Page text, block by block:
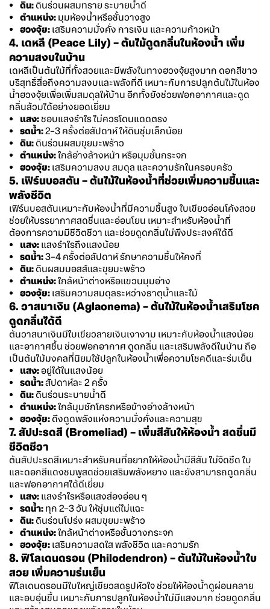
ดิน: ดินร่วนผสมทราย ระบายน้ำดี
ตำแหน่ง: มุมห้องน้ำหรือชั้นวางสูง
ฮวงจุ้ย: เสริมความมั่งคั่ง การเงิน และความก้าวหน้า
4. เดหลี (Peace Lily) – ต้นไม้ดูดกลิ่นในห้องน้ำ เพิ่ม
ความสงบในบ้าน
เดหลีเป็นต้นไม้ที่ทั้งสวยและมีพลังในทางฮวงจุ้ยสูงมาก ดอกสีขาว
บริสุทธิ์สื่อถึงความสงบและพลังที่ดี เหมาะกับการปลูกต้นไม้ในห้อง
น้ำฮวงจุ้ยเพื่อเพิ่มสมดุลให้บ้าน อีกทั้งยังช่วยฟอกอากาศและดูด
กลิ่นส้วมได้อย่างยอดเยี่ยม
แสง:ชอบแสงรำไร ไม่ควรโดนแดดตรง
รดน้ำ:2–3 ครั้งต่อสัปดาห์ ให้ดินชุ่มเล็กน้อย
ดิน: ดินร่วนผสมขุยมะพร้าว
ตำแหน่ง:ใกล้อ่างล้างหน้า หรือมุมชั้นกระจก
ฮวงจุ้ย: เสริมความสงบ สมดุล และความรักในครอบครัว
5. เฟิร์นบอสตัน – ต้นไม้ในห้องน้ำที่ช่วยเพิ่มความชื้นและ
พลังชีวิต
เฟิร์นบอสตันเหมาะกับห้องน้ำที่มีความชื้นสูง ใบเขียวอ่อนโค้งสวย
ช่วยให้บรรยากาศสดชื่นและอ่อนโยน เหมาะสำหรับห้องน้ำที่
ต้องการความมีชีวิตชีวา และช่วยดูดกลิ่นไม่พึงประสงค์ได้ดี
แสง: แสงรำไรถึงแสงน้อย
รดน้ำ:3–4 ครั้งต่อสัปดาห์ รักษาความชื้นให้คงที่
ดิน: ดินผสมมอสส์และขุยมะพร้าว
ตำแหน่ง:ใกล้หน้าต่างหรือแขวนมุมอ่าง
ฮวงจุ้ย: เสริมความสมดุลระหว่างธาตุน้ำและไม้
6. วาสนาเงิน (Aglaonema) – ต้นไม้ในห้องน้ำเสริมโชค
ดูดกลิ่นได้ดี
ต้นวาสนาเงินมีใบเขียวลายเงินเงางาม เหมาะกับห้องน้ำแสงน้อย
และอากาศชื้น ช่วยฟอกอากาศ ดูดกลิ่น และเสริมพลังดีในบ้าน ถือ
เป็นต้นไม้มงคลที่นิยมใช้ปลูกในห้องน้ำเพื่อความโชคดีและร่มเย็น
แสง:อยู่ได้ในแสงน้อย
รดน้ำ:สัปดาห์ละ 2 ครั้ง
ดิน: ดินร่วนระบายน้ำดี
ตำแหน่ง:ใกล้มุมชักโครกหรือข้างอ่างล้างหน้า
ฮวงจุ้ย: ดึงดูดพลังแห่งความมั่งคั่งและความสุข
7. สัปปะรดสี (Bromeliad) – เพิ่มสีสันให้ห้องน้ำ สดชื่นมี
ชีวิตชีวา
ต้นสัปปะรดสีเหมาะสำหรับคนที่อยากให้ห้องน้ำมีสีสัน ไม่จืดชืด ใบ
และดอกสีแดงชมพูสดช่วยเสริมพลังหยาง และยังสามารถดูดกลิ่น
และฟอกอากาศได้ดีเยี่ยม
แสง: แสงรำไรหรือแสงส่องอ่อน ๆ
รดน้ำ: ทุก 2–3 วัน ให้ชุ่มแต่ไม่แฉะ
ดิน: ดินร่วนโปร่ง ผสมขุยมะพร้าว
ตำแหน่ง:ใกล้หน้าต่างหรือชั้นวางกระจก
ฮวงจุ้ย: เสริมความสดใส พลังชีวิต และความรัก
8. ฟิโลเดนดรอน (Philodendron) – ต้นไม้ในห้องน้ำใบ
สวย เพิ่มความร่มเย็น
ฟิโลเดนดรอนมีใบใหญ่เขียวสดรูปหัวใจ ช่วยให้ห้องน้ำดูผ่อนคลาย
และอบอุ่นขึ้น เหมาะกับการปลูกในห้องน้ำไม่มีแสงมาก ช่วยดูดกลิ่น